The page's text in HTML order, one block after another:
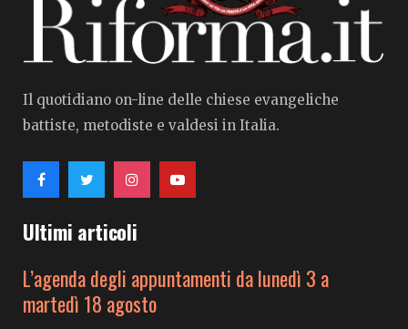
Il quotidiano on-line delle chiese evangeliche
battiste, metodiste e valdesi in Italia.
Ultimi articoli
L’agenda degli appuntamenti da lunedì 3 a
martedì 18 agosto